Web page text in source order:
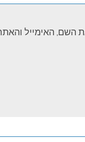
השם, האימייל